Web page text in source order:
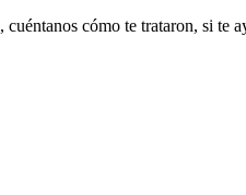
, cuéntanos cómo te trataron, si te